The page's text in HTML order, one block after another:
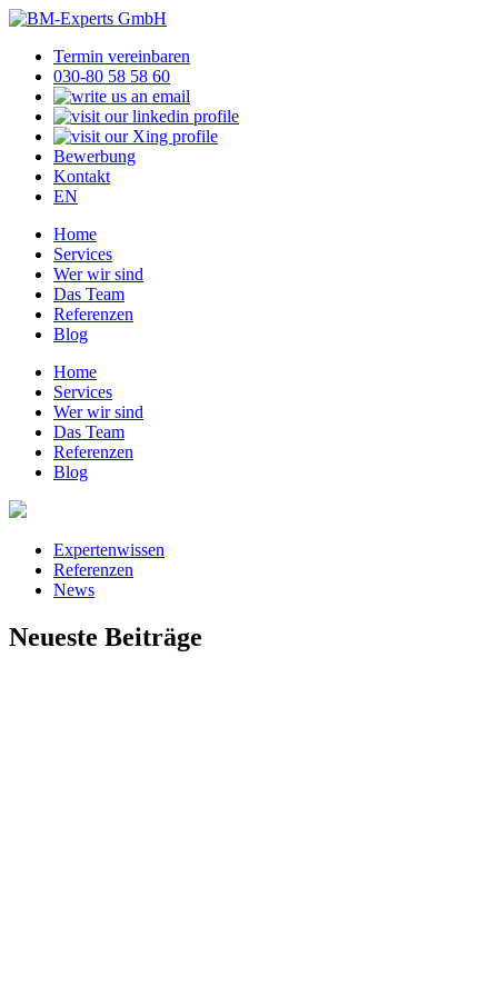
Termin vereinbaren
030-80 58 58 60
Bewerbung
Kontakt
EN
Home
Services
Wer wir sind
Das Team
Referenzen
Blog
Home
Services
Wer wir sind
Das Team
Referenzen
Blog
Expertenwissen
Referenzen
News
Neueste Beiträge